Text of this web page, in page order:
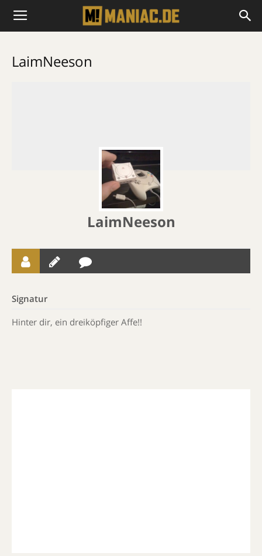
LaimNeeson
LaimNeeson
Signatur
Hinter dir, ein dreiköpfiger Affe!!